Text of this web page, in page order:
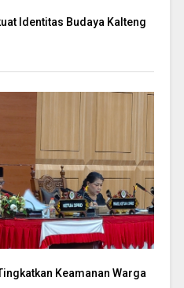
Identitas Budaya Kalteng
Keamanan Warga